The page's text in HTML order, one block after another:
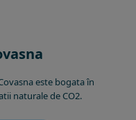
este bogata în
naturale de CO2.